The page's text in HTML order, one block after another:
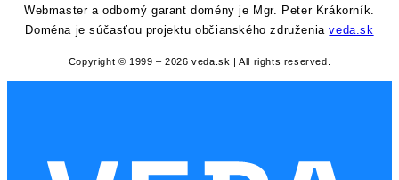
Webmaster a odborný garant domény je Mgr. Peter Krákorník.
Doména je súčasťou projektu občianského združeniaveda.sk
Copyright © 1999 – 2026 veda.sk | All rights reserved.